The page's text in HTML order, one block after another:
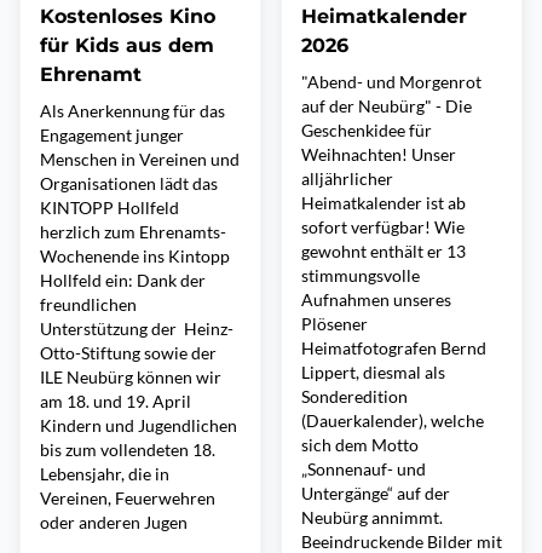
Kostenloses Kino
für Kids aus dem
Ehrenamt
Als Anerkennung für das
Engagement junger
Menschen in Vereinen und
Organisationen lädt das
KINTOPP Hollfeld
herzlich zum Ehrenamts-
Wochenende ins Kintopp
Hollfeld ein: Dank der
freundlichen
Unterstützung der Heinz-
Otto-Stiftung sowie der
ILE Neubürg können wir
am 18. und 19. April
Kindern und Jugendlichen
bis zum vollendeten 18.
Lebensjahr, die in
Vereinen, Feuerwehren
oder anderen Jugen
Heimatkalender
2026
"Abend- und Morgenrot
auf der Neubürg" - Die
Geschenkidee für
Weihnachten! Unser
alljährlicher
Heimatkalender ist ab
sofort verfügbar! Wie
gewohnt enthält er 13
stimmungsvolle
Aufnahmen unseres
Plösener
Heimatfotografen Bernd
Lippert, diesmal als
Sonderedition
(Dauerkalender), welche
sich dem Motto
„Sonnenauf- und
Untergänge“ auf der
Neubürg annimmt.
Beeindruckende Bilder mit